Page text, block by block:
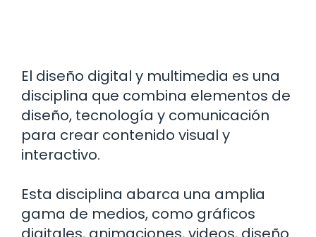
El diseño digital y multimedia es una
disciplina que combina elementos de
diseño, tecnología y comunicación
para crear contenido visual y
interactivo.
Esta disciplina abarca una amplia
gama de medios, como gráficos